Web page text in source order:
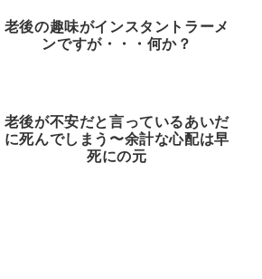
老後の趣味がインスタントラーメ
ンですが・・・何か？
老後が不安だと言っているあいだ
に死んでしまう〜余計な心配は早
死にの元